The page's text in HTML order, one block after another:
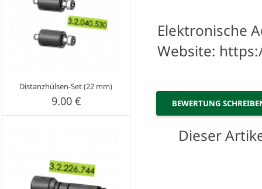
Distanzhülsen-Set (22 mm)
9.00 €
Elektronische
Website:
BEWERTUNG
Dieser